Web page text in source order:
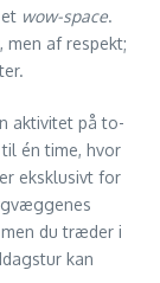
wow-space.
men af respekt;
aktivitet på to-
én time, hvor
eksklusivt for
du træder i
kan